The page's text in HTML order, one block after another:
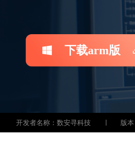
下载arm版
开发者名称：数安寻科技 版